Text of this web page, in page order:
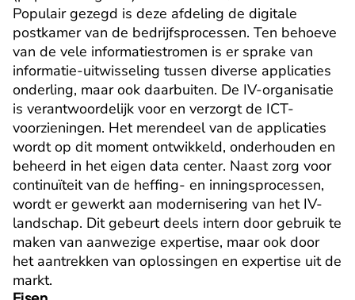
Populair gezegd is deze afdeling de digitale
postkamer van de bedrijfsprocessen. Ten behoeve
van de vele informatiestromen is er sprake van
informatie-uitwisseling tussen diverse applicaties
onderling, maar ook daarbuiten. De IV-organisatie
is verantwoordelijk voor en verzorgt de ICT-
voorzieningen. Het merendeel van de applicaties
wordt op dit moment ontwikkeld, onderhouden en
beheerd in het eigen data center. Naast zorg voor
continuïteit van de heffing- en inningsprocessen,
wordt er gewerkt aan modernisering van het IV-
landschap. Dit gebeurt deels intern door gebruik te
maken van aanwezige expertise, maar ook door
het aantrekken van oplossingen en expertise uit de
markt.